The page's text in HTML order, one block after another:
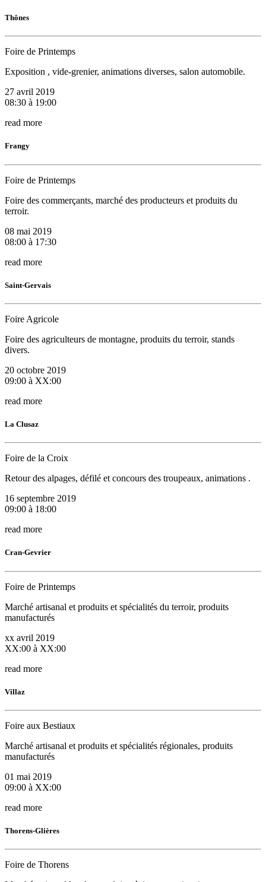
Thônes
Foire de Printemps
Exposition , vide-grenier, animations diverses, salon automobile.
27 avril 2019
08:30 à 19:00
read more
Frangy
Foire de Printemps
Foire des commerçants, marché des producteurs et produits du
terroir.
08 mai 2019
08:00 à 17:30
read more
Saint-Gervais
Foire Agricole
Foire des agriculteurs de montagne, produits du terroir, stands
divers.
20 octobre 2019
09:00 à XX:00
read more
La Clusaz
Foire de la Croix
Retour des alpages, défilé et concours des troupeaux, animations .
16 septembre 2019
09:00 à 18:00
read more
Cran-Gevrier
Foire de Printemps
Marché artisanal et produits et spécialités du terroir, produits
manufacturés
xx avril 2019
XX:00 à XX:00
read more
Villaz
Foire aux Bestiaux
Marché artisanal et produits et spécialités régionales, produits
manufacturés
01 mai 2019
09:00 à XX:00
read more
Thorens-Glières
Foire de Thorens